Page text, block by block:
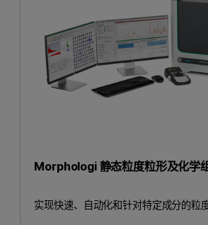
Morphologi 静态粒度粒形及化学
实现快速、自动化和针对特定成分的粒